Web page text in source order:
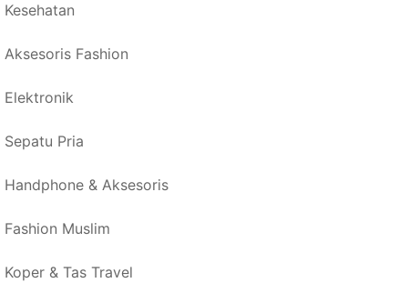
Kesehatan
Aksesoris Fashion
Elektronik
Sepatu Pria
Handphone & Aksesoris
Fashion Muslim
Koper & Tas Travel